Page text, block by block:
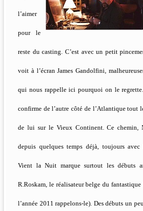
l’aimer
pour le
reste du casting. C’est avec un petit
voit à l’écran James Gandolfini,
qui nous rappelle ici pourquoi on le
confirme de l’autre côté de l’Atlantique tout
de lui sur le Vieux Continent. Ce chemin,
depuis quelques temps déjà, toujours
Vient la Nuit marque surtout les débuts
R.Roskam, le réalisateur belge du
l’année 2011 rappelons-le). Des débuts un